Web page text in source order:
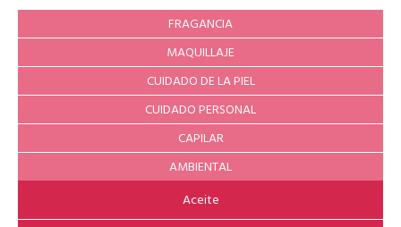
FRAGANCIA
MAQUILLAJE
CUIDADO DE LA PIEL
CUIDADO PERSONAL
CAPILAR
AMBIENTAL
Aceite